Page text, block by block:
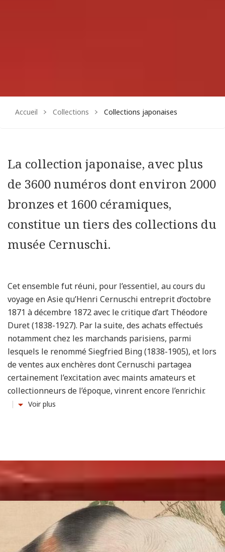
Accueil Collections Collections japonaises
La collection japonaise, avec plus
de 3600 numéros dont environ 2000
bronzes et 1600 céramiques,
constitue un tiers des collections du
musée Cernuschi.
Cet ensemble fut réuni, pour l’essentiel, au cours du
voyage en Asie qu’Henri Cernuschi entreprit d’octobre
1871 à décembre 1872 avec le critique d’art Théodore
Duret (1838-1927). Par la suite, des achats effectués
notamment chez les marchands parisiens, parmi
lesquels le renommé Siegfried Bing (1838-1905), et lors
de ventes aux enchères dont Cernuschi partagea
certainement l’excitation avec maints amateurs et
collectionneurs de l’époque, vinrent encore l’enrichir.
Voir plus